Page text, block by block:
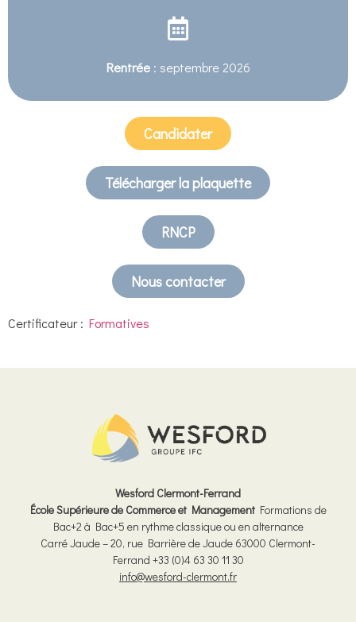
Rentrée : septembre 2026
Candidater
Télécharger la plaquette
RNCP
Nous contacter
Certificateur : Formatives
Wesford Clermont-Ferrand
École Supérieure de Commerce et ManagementFormations de
Bac+2 à Bac+5 en rythme classique ou en alternance
Carré Jaude – 20, rue Barrière de Jaude 63000 Clermont-
Ferrand +33 (0)4 63 30 11 30
info@wesford-clermont.fr